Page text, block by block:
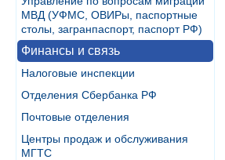
МВД (УФМС, ОВИРы, паспортные
столы, загранпаспорт, паспорт РФ)
Финансы и связь
Налоговые инспекции
Отделения Сбербанка РФ
Почтовые отделения
Центры продаж и обслуживания
МГТС